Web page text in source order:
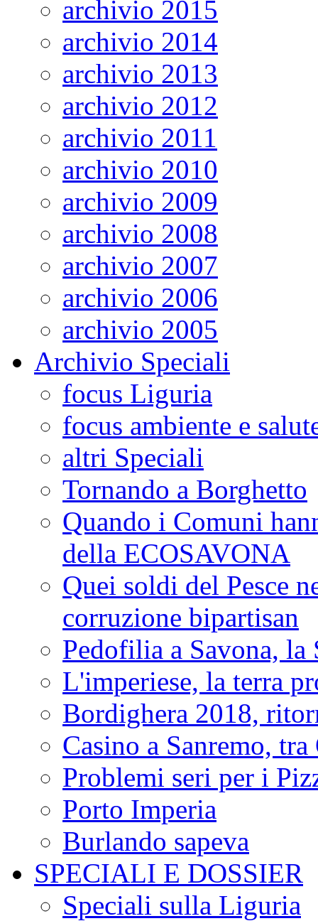
archivio 2015
archivio 2014
archivio 2013
archivio 2012
archivio 2011
archivio 2010
archivio 2009
archivio 2008
archivio 2007
archivio 2006
archivio 2005
Archivio Speciali
focus Liguria
focus ambiente e
altri Speciali
Tornando a Borghetto
Quando i Comuni
della ECOSAVONA
Quei soldi del Pesce
corruzione bipartisan
Pedofilia a Savona, la
L'imperiese, la terra
Bordighera 2018,
Casino a Sanremo,
Problemi seri per i
Porto Imperia
Burlando sapeva
SPECIALI E DOSSIER
Speciali sulla Liguria